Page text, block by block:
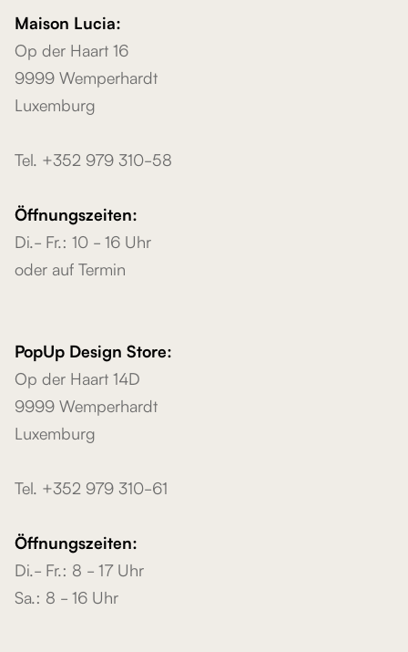
Maison Lucia:
Op der Haart 16
9999 Wemperhardt
Luxemburg
Tel. +352 979 310-58
Öffnungszeiten:
Di.- Fr.: 10 - 16 Uhr
oder auf Termin
PopUp Design Store:
Op der Haart 14D
9999 Wemperhardt
Luxemburg
Tel. +352 979 310-61
Öffnungszeiten:
Di.- Fr.: 8 - 17 Uhr
Sa.: 8 - 16 Uhr